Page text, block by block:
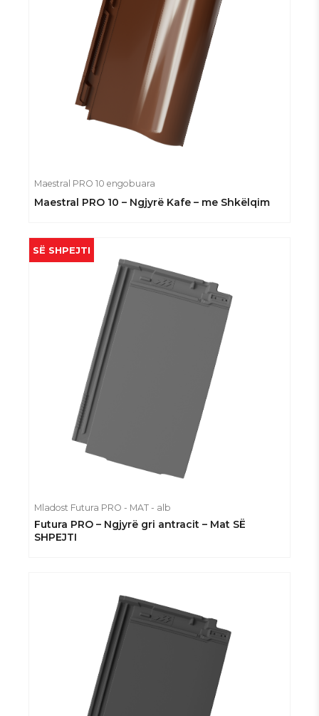
Maestral PRO 10 engobuara
Maestral PRO 10 – Ngjyrë Kafe – me Shkëlqim
SË SHPEJTI
Mladost Futura PRO - MAT - alb
Futura PRO – Ngjyrë gri antracit – Mat SË
SHPEJTI